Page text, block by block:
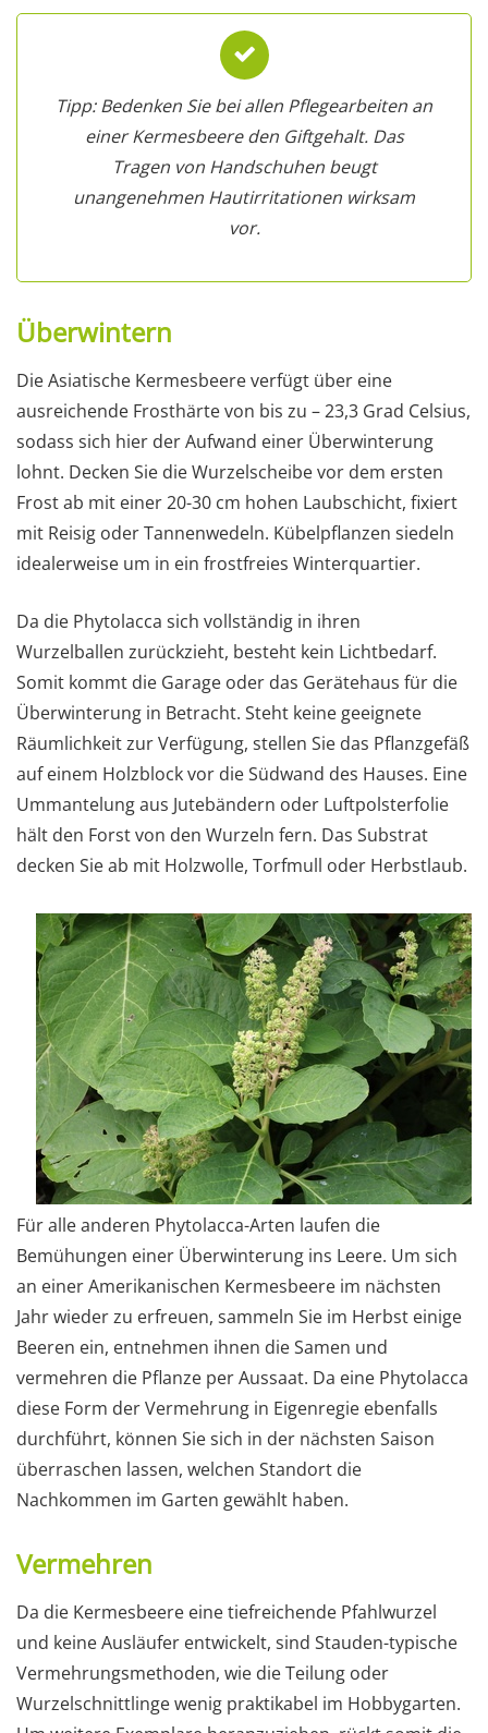
Tipp: Bedenken Sie bei allen Pflegearbeiten an
einer Kermesbeere den Giftgehalt. Das
Tragen von Handschuhen beugt
unangenehmen Hautirritationen wirksam
vor.
Überwintern
Die Asiatische Kermesbeere verfügt über eine
ausreichende Frosthärte von bis zu – 23,3 Grad Celsius,
sodass sich hier der Aufwand einer Überwinterung
lohnt. Decken Sie die Wurzelscheibe vor dem ersten
Frost ab mit einer 20-30 cm hohen Laubschicht, fixiert
mit Reisig oder Tannenwedeln. Kübelpflanzen siedeln
idealerweise um in ein frostfreies Winterquartier.
Da die Phytolacca sich vollständig in ihren
Wurzelballen zurückzieht, besteht kein Lichtbedarf.
Somit kommt die Garage oder das Gerätehaus für die
Überwinterung in Betracht. Steht keine geeignete
Räumlichkeit zur Verfügung, stellen Sie das Pflanzgefäß
auf einem Holzblock vor die Südwand des Hauses. Eine
Ummantelung aus Jutebändern oder Luftpolsterfolie
hält den Forst von den Wurzeln fern. Das Substrat
decken Sie ab mit Holzwolle, Torfmull oder Herbstlaub.
Für alle anderen Phytolacca-Arten laufen die
Bemühungen einer Überwinterung ins Leere. Um sich
an einer Amerikanischen Kermesbeere im nächsten
Jahr wieder zu erfreuen, sammeln Sie im Herbst einige
Beeren ein, entnehmen ihnen die Samen und
vermehren die Pflanze per Aussaat. Da eine Phytolacca
diese Form der Vermehrung in Eigenregie ebenfalls
durchführt, können Sie sich in der nächsten Saison
überraschen lassen, welchen Standort die
Nachkommen im Garten gewählt haben.
Vermehren
Da die Kermesbeere eine tiefreichende Pfahlwurzel
und keine Ausläufer entwickelt, sind Stauden-typische
Vermehrungsmethoden, wie die Teilung oder
Wurzelschnittlinge wenig praktikabel im Hobbygarten.